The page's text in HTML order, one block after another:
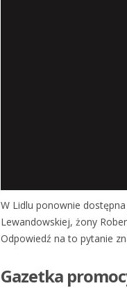
W Lidlu ponownie
Lewandowskiej, żony
Odpowiedź na to pytanie
Gazetka